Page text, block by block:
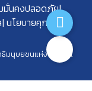
มั่นคงปลอดภัย
นโยบายคุกกี้
มนุษยชนแห่งชาติ. All